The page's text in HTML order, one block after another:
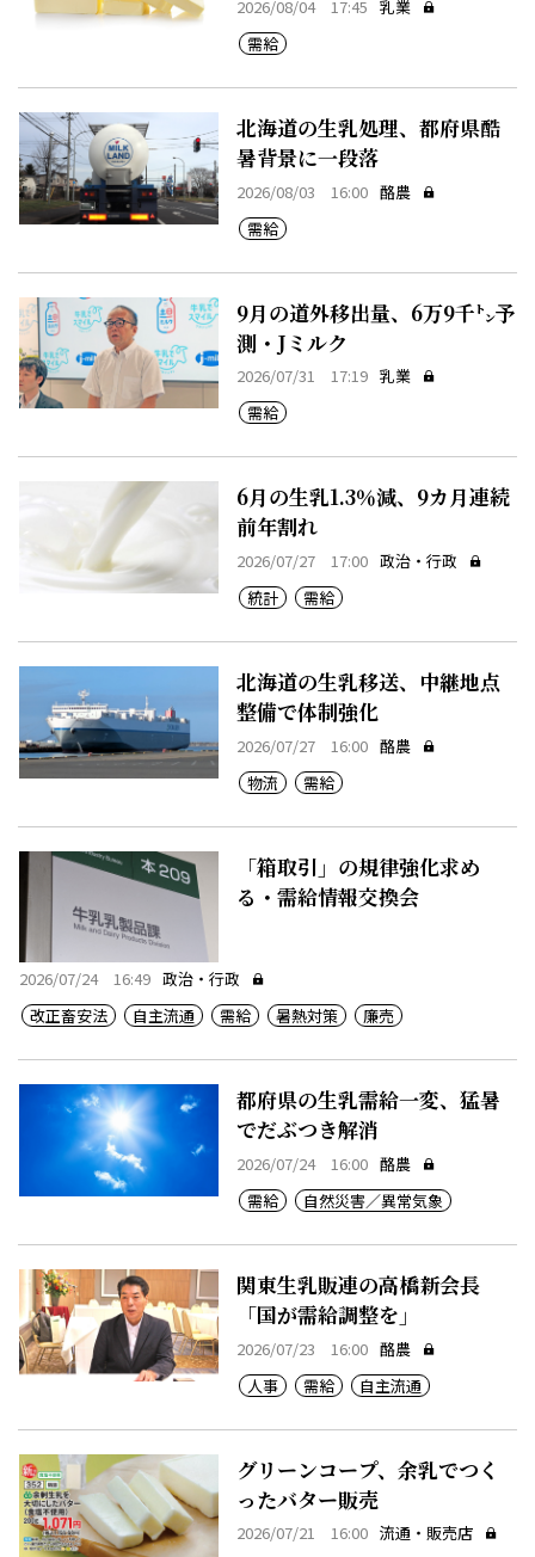
2026/08/04 17:45 乳業
需給
北海道の生乳処理、都府県酷
暑背景に一段落
2026/08/03 16:00 酪農
需給
9月の道外移出量、6万9千㌧予
測・Jミルク
2026/07/31 17:19 乳業
需給
6月の生乳1.3％減、9カ月連続
前年割れ
2026/07/27 17:00 政治・行政
統計
需給
北海道の生乳移送、中継地点
整備で体制強化
2026/07/27 16:00 酪農
物流
需給
「箱取引」の規律強化求め
る・需給情報交換会
2026/07/24 16:49 政治・行政
改正畜安法
自主流通 需給 暑熱対策 廉売
都府県の生乳需給一変、猛暑
でだぶつき解消
2026/07/24 16:00 酪農
需給
自然災害／異常気象
関東生乳販連の高橋新会長
「国が需給調整を」
2026/07/23 16:00 酪農
人事
需給 自主流通
グリーンコープ、余乳でつく
ったバター販売
2026/07/21 16:00 流通・販売店